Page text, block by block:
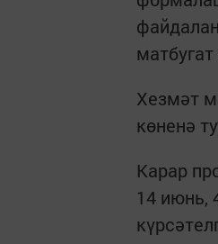
Хезмәт
көненә
Карар
14 июнь,